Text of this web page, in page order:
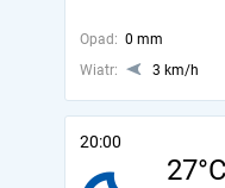
Opad: 0 mm
Wiatr:
3 km/h
20:00
27°C